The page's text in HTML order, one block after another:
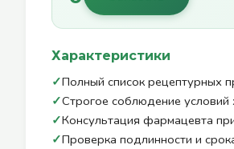
Характеристики
✓Полный список рецептурных
✓Строгое соблюдение условий
✓Консультация фармацевта
✓Проверка подлинности и